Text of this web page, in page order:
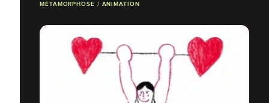
MÉTAMORPHOSE / ANIMATION